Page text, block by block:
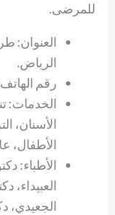
للمرضى.
العنوان:
الرياض.
رقم الهاتف:
الخدمات:
الأسنان،
الأطفال،
الأطباء:
العبيداء،
الجعيدي،